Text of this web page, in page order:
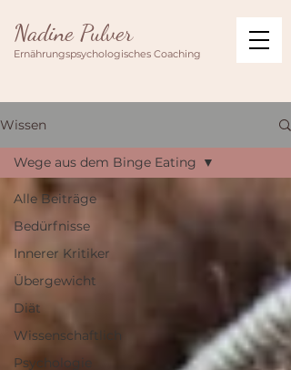
Nadine Pulver
Ernährungspsychologisches Coaching
Wissen
Alle Beiträge
Bedürfnisse
Innerer Kritiker
Übergewicht
Diät
Wissenschaftlich
Psychologie
Wege aus dem Binge Eating